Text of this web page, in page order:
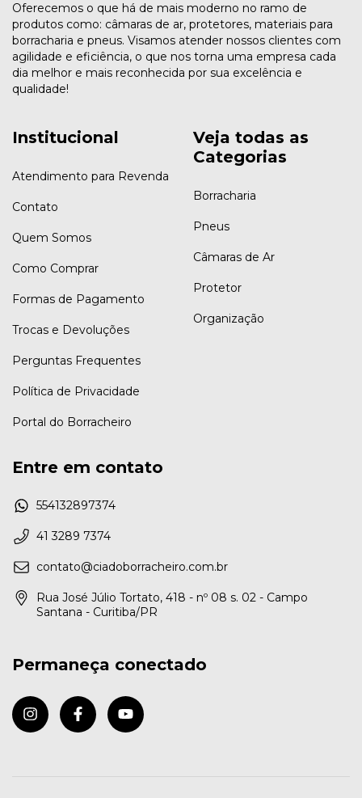
Oferecemos o que há de mais moderno no ramo de
produtos como: câmaras de ar, protetores, materiais para
borracharia e pneus. Visamos atender nossos clientes com
agilidade e eficiência, o que nos torna uma empresa cada
dia melhor e mais reconhecida por sua excelência e
qualidade!
Institucional
Atendimento para Revenda
Contato
Quem Somos
Como Comprar
Formas de Pagamento
Trocas e Devoluções
Perguntas Frequentes
Política de Privacidade
Portal do Borracheiro
Veja todas as
Categorias
Borracharia
Pneus
Câmaras de Ar
Protetor
Organização
Entre em contato
554132897374
41 3289 7374
contato@ciadoborracheiro.com.br
Rua José Júlio Tortato, 418 - nº 08 s. 02 - Campo
Santana - Curitiba/PR
Permaneça conectado